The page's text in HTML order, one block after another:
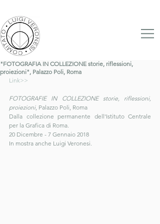
"FOTOGRAFIA IN COLLEZIONE storie, riflessioni,
proiezioni", Palazzo Poli, Roma
Link>>
FOTOGRAFIE IN COLLEZIONE storie, riflessioni,
proiezioni, Palazzo Poli, Roma
Dalla collezione permanente dell'Istituto Centrale
per la Grafica di Roma.
20 Dicembre - 7 Gennaio 2018
In mostra anche Luigi Veronesi.